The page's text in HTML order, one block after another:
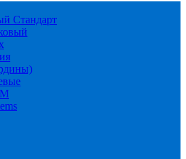
Стандарт
М